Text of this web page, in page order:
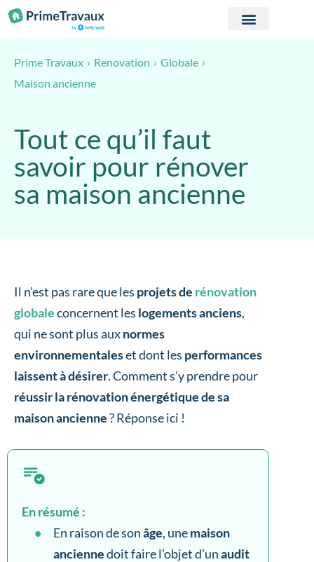
Passer au contenu
Prime Travaux Renovation
Globale
Maison ancienne
Tout ce qu’il faut
savoir pour rénover
sa maison ancienne
Il n’est pas rare que les projets de rénovation
globaleconcernent les logements anciens,
qui ne sont plus auxnormes
environnementaleset dont les performances
laissent à désirer. Comment s’y prendre pour
réussir la rénovation énergétique de sa
maison ancienne? Réponse ici !
En résumé :
En raison de sonâge, unemaison
anciennedoit faire l’objet d’unaudit